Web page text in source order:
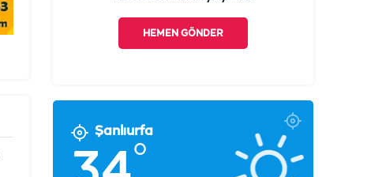
durma hemen yayınla!
Şanlıurfa